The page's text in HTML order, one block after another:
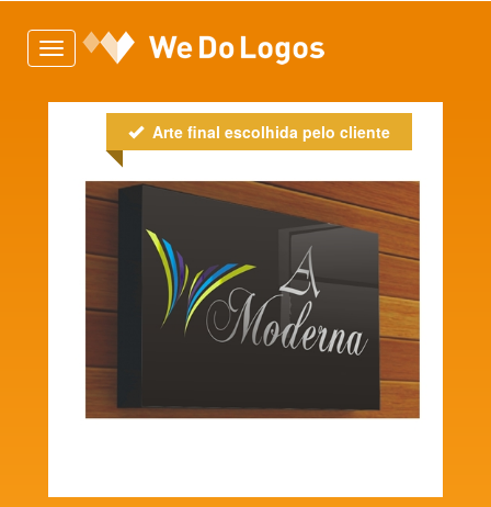
Toggle
navigation
Arte final escolhida pelo cliente